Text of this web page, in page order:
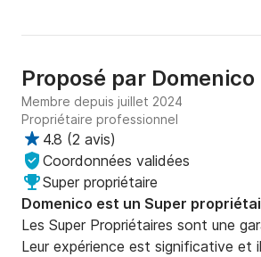
Proposé par Domenico
Membre depuis juillet 2024
Propriétaire professionnel
4.8 (2 avis)
Coordonnées validées
Super propriétaire
Domenico est un Super
Les Super Propriétaires sont une
Leur expérience est significative et